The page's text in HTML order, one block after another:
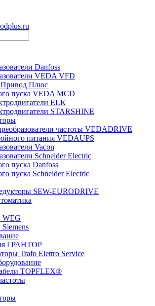
Danfoss
VEDA VFD
Привод Плюс
пуска VEDA MCD
ELK
STARSHINE
частоты VEDADRIVE
питания VEDAUPS
Vacon
Schneider Electric
пуска Danfoss
пуска Schneider Electric
SEW-EURODRIVE
WEG
ГРАНТОР
Trafo Elettro Service
TOPFLEX®